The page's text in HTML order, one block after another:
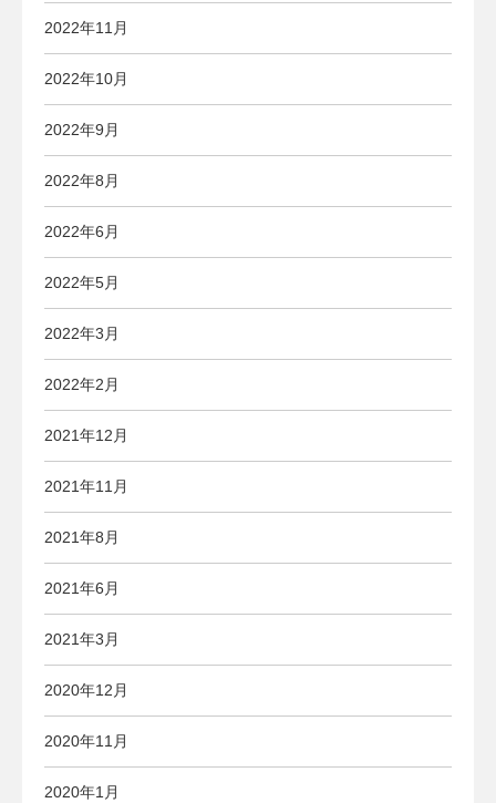
2022年11月
2022年10月
2022年9月
2022年8月
2022年6月
2022年5月
2022年3月
2022年2月
2021年12月
2021年11月
2021年8月
2021年6月
2021年3月
2020年12月
2020年11月
2020年1月